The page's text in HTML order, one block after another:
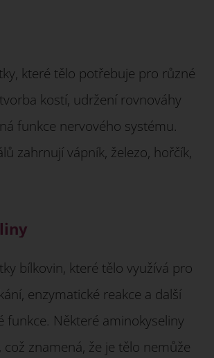
které tělo potřebuje pro různé
kostí, udržení rovnováhy
funkce nervového systému.
zahrnují vápník, železo, hořčík,
bílkovin, které tělo využívá pro
enzymatické reakce a další
funkce. Některé aminokyseliny
což znamená, že je tělo nemůže